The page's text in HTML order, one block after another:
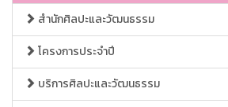
สำนักศิลปะและวัฒนธรรม
โครงการประจำปี
บริการศิลปะและวัฒนธรรม